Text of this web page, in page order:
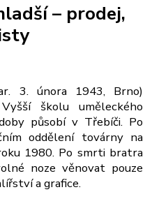
– prodej,
3. února 1943, Brno)
školu uměleckého
působí v Třebíči. Po
oddělení továrny na
1980. Po smrti bratra
noze věnovat pouze
a grafice.